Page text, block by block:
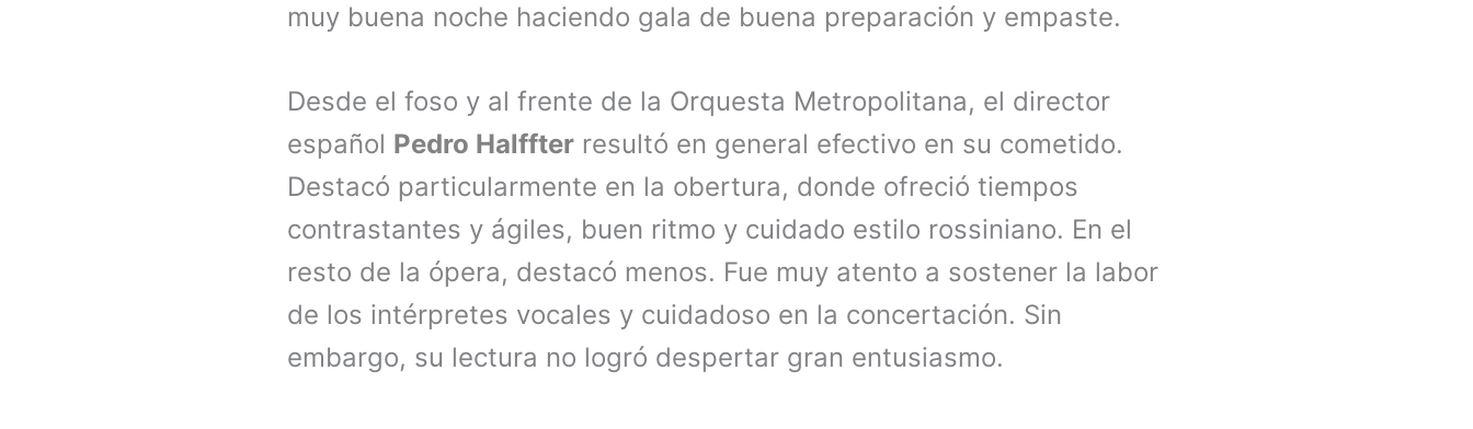
muy buena noche haciendo gala de buena preparación y empaste.
Desde el foso y al frente de la Orquesta Metropolitana, el director
español Pedro Halffter resultó en general efectivo en su cometido.
Destacó particularmente en la obertura, donde ofreció tiempos
contrastantes y ágiles, buen ritmo y cuidado estilo rossiniano. En el
resto de la ópera, destacó menos. Fue muy atento a sostener la labor
de los intérpretes vocales y cuidadoso en la concertación. Sin
embargo, su lectura no logró despertar gran entusiasmo.